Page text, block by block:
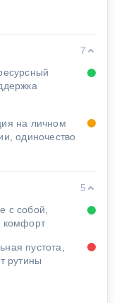
7
на личном
одиночество
5
с собой,
комфорт
пустота,
рутины